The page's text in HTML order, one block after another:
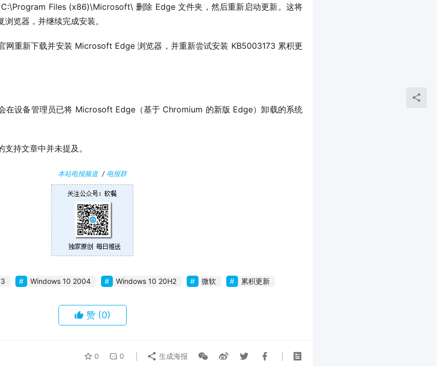
Files (x86)\Microsoft\ 删除 Edge 文件夹，然后重新启动更新。这将
览器，并继续完成安装。
重新下载并安装 Microsoft Edge 浏览器，并重新尝试安装 KB5003173 累积更
在设备管理员已将 Microsoft Edge（基于 Chromium 的新版 Edge）卸载的系统
持文章中并未提及。
本站电报频道/ 电报群
Windows 10 2004 Windows 10 20H2 微软 累积更新
赞 (0)
0 0 生成海报